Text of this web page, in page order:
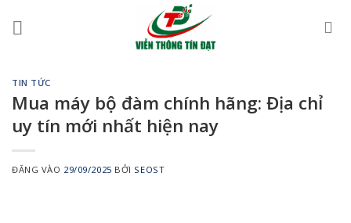
qua
TIN TỨC
Mua máy bộ đàm chính hãng: Địa chỉ
uy tín mới nhất hiện nay
ĐĂNG VÀO 29/09/2025 BỞI SEOST